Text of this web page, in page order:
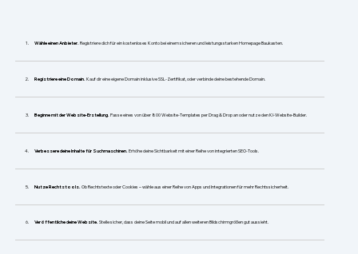
Wähle einen Anbieter. Registriere dich für ein kostenloses Konto bei einem sicheren und leistungsstarken Homepage Baukasten.
Registriere eine Domain. Kauf dir eine eigene Domain inklusive SSL-Zertifikat, oder verbinde deine bestehende Domain.
Beginne mit der Website-Erstellung. Passe eines von über 800 Website-Templates per Drag & Drop an oder nutze den KI-Website-Builder.
​Verbessere deine Inhalte für Suchmaschinen. Erhöhe deine Sichtbarkeit mit einer Reihe von integrierten SEO-Tools.
Nutze Rechtstools. Ob Rechtstexte oder Cookies – wähle aus einer Reihe von Apps und Integrationen für mehr Rechtssicherheit.
Veröffentliche deine Website. Stelle sicher, dass deine Seite mobil und auf allen weiteren Bildschirmgrößen gut aussieht.